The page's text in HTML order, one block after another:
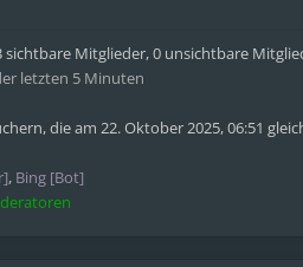
sichtbare Mitglieder, 0 unsichtbare
letzten 5 Minuten
die am 22. Oktober 2025, 06:51
, Bing [Bot]